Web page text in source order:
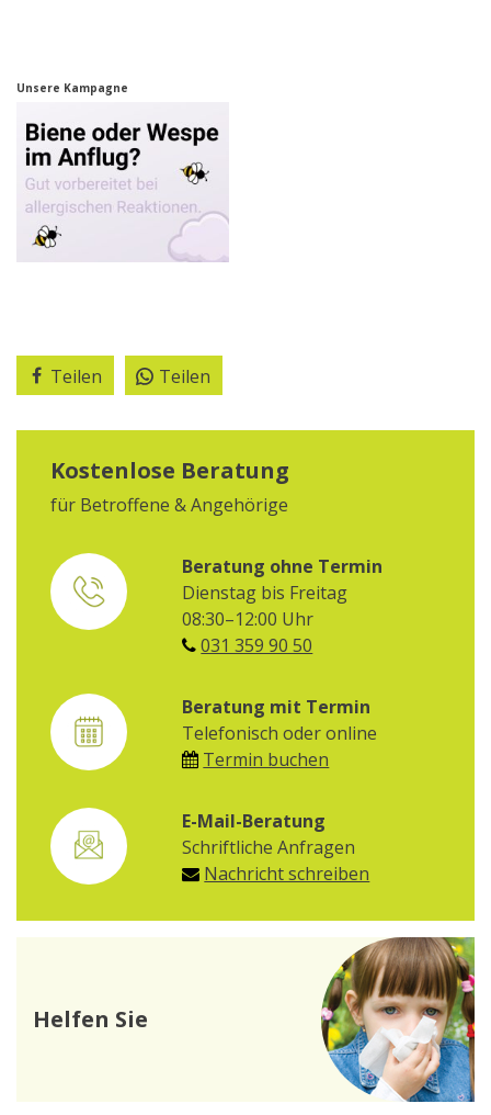
Unsere Kampagne
Teilen Teilen
Kostenlose Beratung
für Betroffene & Angehörige
Beratung ohne Termin
Dienstag bis Freitag
08:30–12:00 Uhr
031 359 90 50
Beratung mit Termin
Telefonisch oder online
Termin buchen
E-Mail-Beratung
Schriftliche Anfragen
Nachricht schreiben
Helfen Sie